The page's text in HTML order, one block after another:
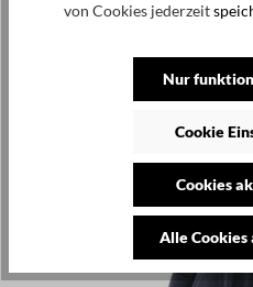
Produktgalerie überspringen
Kunden haben sich
von Cookies jederzeit
Nur
Cookie
Cookies
Alle